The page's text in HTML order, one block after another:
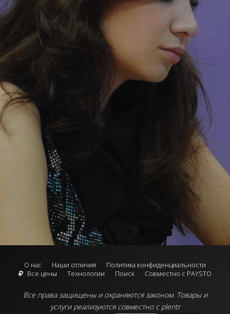
О нас Наши отличия
Политика конфиденциальности
Все цены
Технологии Поиск Совместно с PAYSTO
Все права защищены и охраняются законом.Товары и
услуги реализуются совместно с plentr